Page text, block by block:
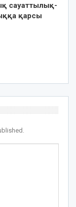
сауаттылық-
қарсы